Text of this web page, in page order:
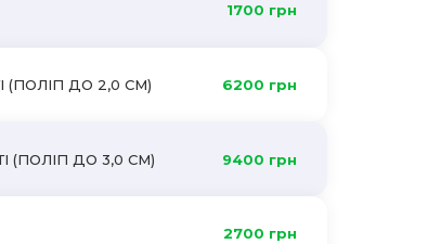
1700 грн
(ПОЛІП ДО 2,0 СМ) 6200 грн
(ПОЛІП ДО 3,0 СМ) 9400 грн
2700 грн